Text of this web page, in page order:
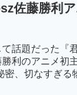
佐藤勝利ア
て話題だった『
利のアニメ初
密、切なすぎる